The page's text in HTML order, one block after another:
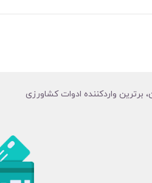
برترین واردکننده ادوات کشاورزی